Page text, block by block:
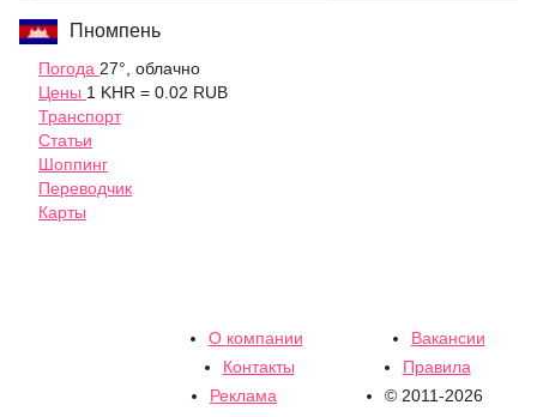
Пномпень
Погода 27°, облачно
Цены 1 KHR = 0.02 RUB
Транспорт
Статьи
Шоппинг
Переводчик
Карты
О компании
Вакансии
Контакты
Правила
Реклама
© 2011-2026